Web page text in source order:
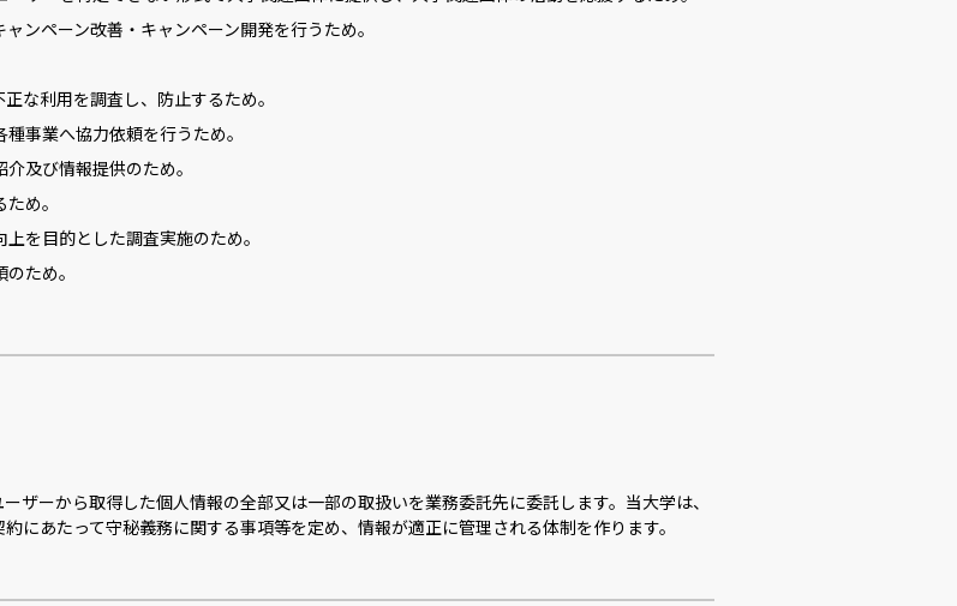
ンペーン改善・キャンペーン開発を行うため。
な利用を調査し、防止するため。
事業へ協力依頼を行うため。
及び情報提供のため。
め。
を目的とした調査実施のため。
ため。
ザーから取得した個人情報の全部又は一部の取扱いを業務委託先に委託します。当大学は、
にあたって守秘義務に関する事項等を定め、情報が適正に管理される体制を作ります。